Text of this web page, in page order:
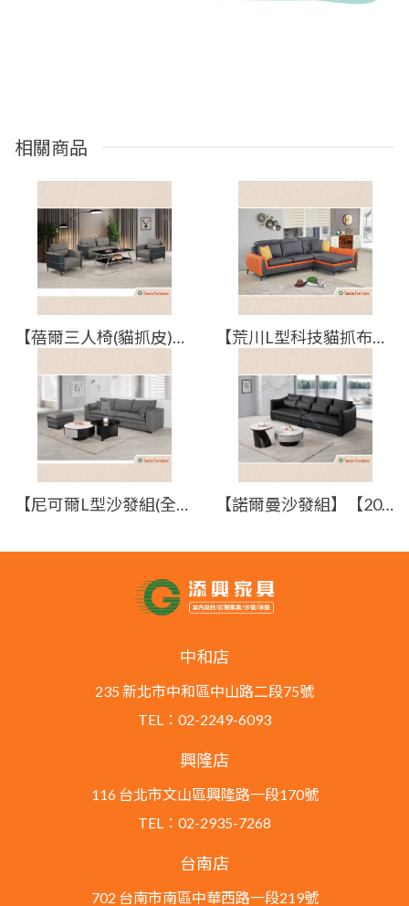
相關商品
【蓓爾三人椅(貓抓皮)】【2025-B1346-6】【添興家具】 【荒川L型科技貓抓布沙發(全組)】【2026-J515-2】【添興家具】
【尼可爾L型沙發組(全組)】【2025-B1345-2】【添興家具】 【諾爾曼沙發組】【2025-B1332-2】【添興家具】
中和店
235 新北市中和區中山路二段75號
TEL：02-2249-6093
興隆店
116 台北市文山區興隆路一段170號
TEL：02-2935-7268
台南店
702 台南市南區中華西路一段219號